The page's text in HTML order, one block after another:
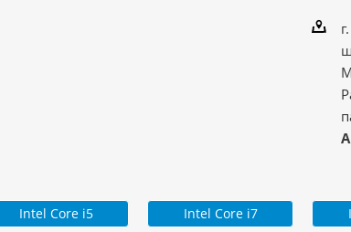
Intel Core i5 Intel Core i7